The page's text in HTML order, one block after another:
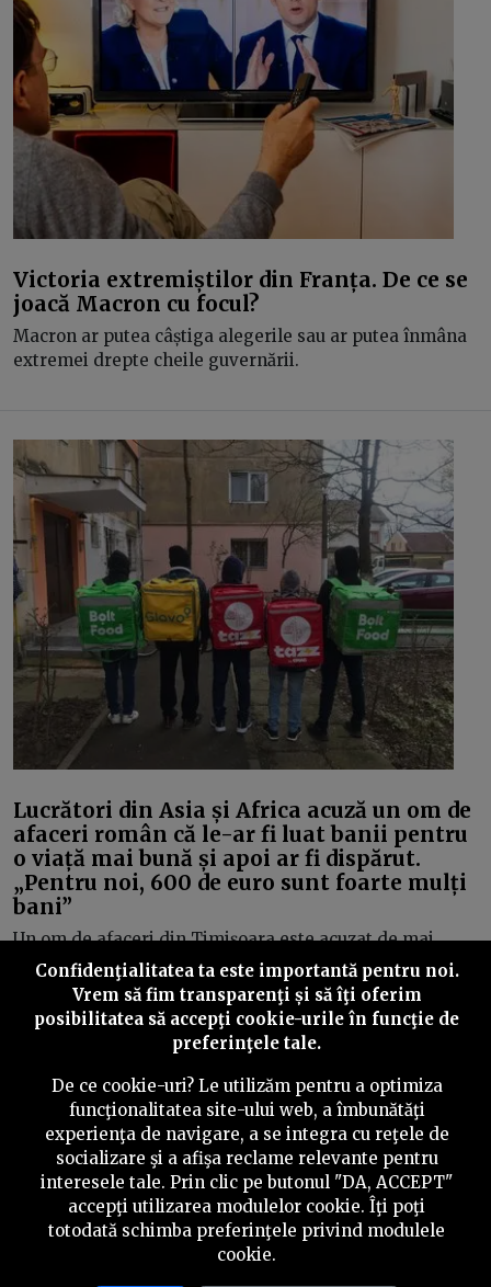
Victoria extremiștilor din Franța. De ce se
joacă Macron cu focul?
Macron ar putea câștiga alegerile sau ar putea înmâna
extremei drepte cheile guvernării.
Lucrători din Asia și Africa acuză un om de
afaceri român că le-ar fi luat banii pentru
o viață mai bună și apoi ar fi dispărut.
„Pentru noi, 600 de euro sunt foarte mulți
bani”
Un om de afaceri din Timișoara este acuzat de mai
mulți lucrători din Asia și Africa de înșelăciune, după ce
acesta le-ar fi promis locuri de muncă și permise în
România, pe care nu le-a livrat niciodată.
© 2026 PressOne.ro
RSSNewslettereDespre noiPolitica editorială
Politica de verificare a conținutului
Confidenţialitatea ta este importantă pentru noi.
Vrem să fim transparenţi și să îţi oferim
posibilitatea să accepţi cookie-urile în funcţie de
preferinţele tale.
De ce cookie-uri? Le utilizăm pentru a optimiza
funcţionalitatea site-ului web, a îmbunătăţi
experienţa de navigare, a se integra cu reţele de
socializare şi a afişa reclame relevante pentru
interesele tale. Prin clic pe butonul "DA, ACCEPT"
accepţi utilizarea modulelor cookie. Îţi poţi
totodată schimba preferinţele privind modulele
cookie.